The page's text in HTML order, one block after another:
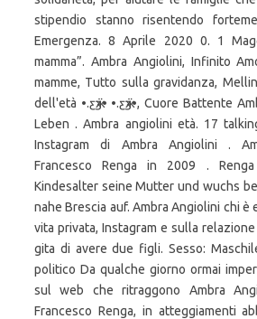
stipendio stanno risentendo
Emergenza. 8 Aprile 2020 0. 1
mamma”. Ambra Angiolini, Infinito
mamme, Tutto sulla gravidanza,
dell'età •.ƹӝʒ• •.ƹӝʒ•, Cuore Battente
Leben . Ambra angiolini età. 17
Instagram di Ambra Angiolini .
Francesco Renga in 2009 .
Kindesalter seine Mutter und wuchs
nahe Brescia auf. Ambra Angiolini chi è
vita privata, Instagram e sulla
gita di avere due figli. Sesso:
politico Da qualche giorno ormai
sul web che ritraggono Ambra
Francesco Renga, in atteggiamenti